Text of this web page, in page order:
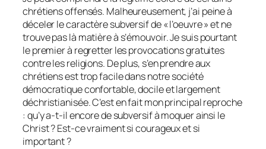
chrétiens offensés. Malheureusement, j’ai peine à
déceler le caractère subversif de « l’oeuvre » et ne
trouve pas là matière à s’émouvoir. Je suis pourtant
le premier à regretter les provocations gratuites
contre les religions. De plus, s’en prendre aux
chrétiens est trop facile dans notre société
démocratique confortable, docile et largement
déchristianisée. C’est en fait mon principal reproche
: qu’y a-t-il encore de subversif à moquer ainsi le
Christ ? Est-ce vraiment si courageux et si
important ?